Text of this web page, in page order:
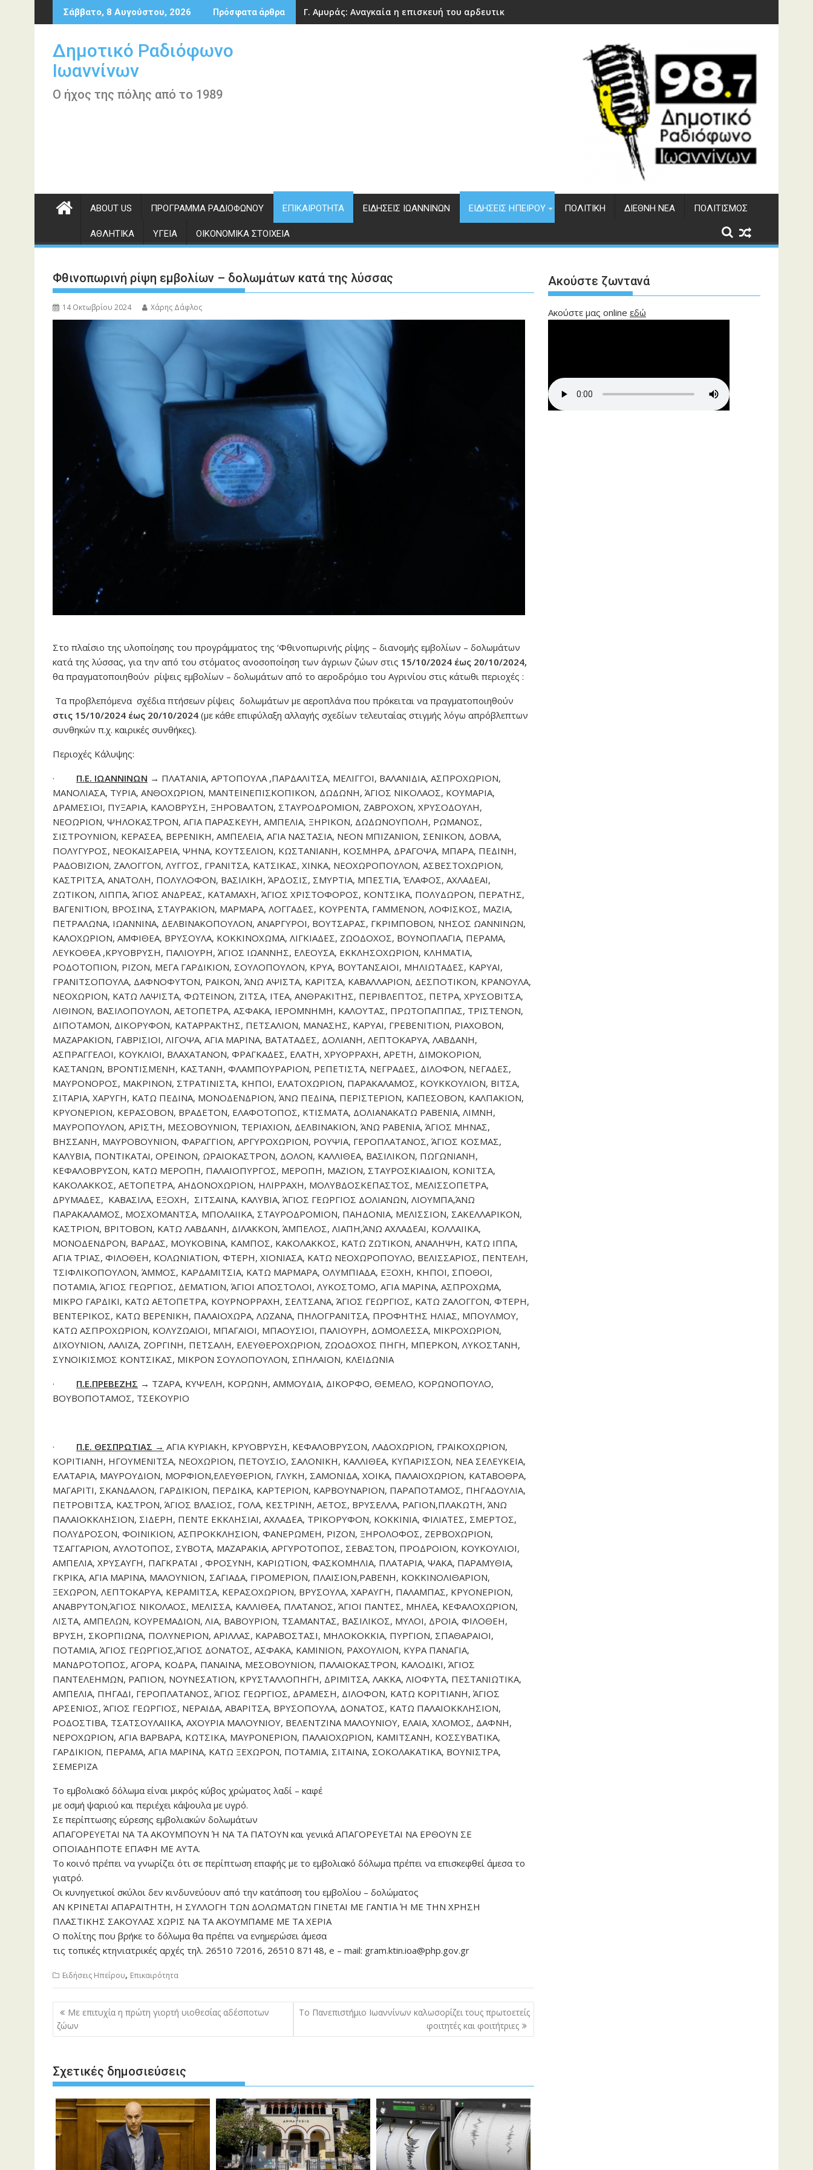
Περάστε
στο
Σάββατο, 8 Αυγούστου, 2026 Πρόσφατα άρθρα Γ. Αμυράς: Αναγκαία η επισκευή του αρδευτικού φράγματος Αώου
Δημοτικό Ραδιόφωνο
Ιωαννίνων
Ο ήχος της πόλης από το 1989
ABOUT US ΠΡΌΓΡΑΜΜΑ ΡΑΔΙΟΦΏΝΟΥ ΕΠΙΚΑΙΡΌΤΗΤΑ ΕΙΔΉΣΕΙΣ ΙΩΑΝΝΊΝΩΝ ΕΙΔΉΣΕΙΣ ΗΠΕΊΡΟΥ ΠΟΛΙΤΙΚΉ ΔΙΕΘΝΉ ΝΈΑ ΠΟΛΙΤΙΣΜΌΣ
ΑΘΛΗΤΙΚΆ ΥΓΕΊΑ ΟΙΚΟΝΟΜΙΚΆ ΣΤΟΙΧΕΊΑ
Φθινοπωρινή ρίψη εμβολίων – δολωμάτων κατά της λύσσας
14 Οκτωβρίου 2024 Χάρης Δάφλος
Στο πλαίσιο της υλοποίησης του προγράμματος της ‘Φθινοπωρινής ρίψης – διανομής εμβολίων – δολωμάτων
κατά της λύσσας, για την από του στόματος ανοσοποίηση των άγριων ζώων στις 15/10/2024 έως 20/10/2024,
θα πραγματοποιηθούν ρίψεις εμβολίων – δολωμάτων από το αεροδρόμιο του Αγρινίου στις κάτωθι περιοχές :
Τα προβλεπόμενα σχέδια πτήσεων ρίψεις δολωμάτων με αεροπλάνα που πρόκειται να πραγματοποιηθούν
στις 15/10/2024 έως 20/10/2024 (με κάθε επιφύλαξη αλλαγής σχεδίων τελευταίας στιγμής λόγω απρόβλεπτων
συνθηκών π.χ. καιρικές συνθήκες).
Περιοχές Κάλυψης:
·
Π.Ε. ΙΩΑΝΝΙΝΩΝ → ΠΛΑΤΑΝΙΑ, ΑΡΤΟΠΟΥΛΑ ,ΠΑΡΔΑΛΙΤΣΑ, ΜΕΛΙΓΓΟΙ, ΒΑΛΑΝΙΔΙΑ, ΑΣΠΡΟΧΩΡΙΟΝ,
ΜΑΝΟΛΙΑΣΑ, ΤΥΡΙΑ, ΑΝΘΟΧΩΡΙΟΝ, ΜΑΝΤΕΙΝΕΠΙΣΚΟΠΙΚΟΝ, ΔΩΔΩΝΗ, ΆΓΙΟΣ ΝΙΚΟΛΑΟΣ, ΚΟΥΜΑΡΙΑ,
ΔΡΑΜΕΣΙΟΙ, ΠΥΞΑΡΙΑ, ΚΑΛΟΒΡΥΣΗ, ΞΗΡΟΒΑΛΤΟΝ, ΣΤΑΥΡΟΔΡΟΜΙΟΝ, ΖΑΒΡΟΧΟΝ, ΧΡΥΣΟΔΟΥΛΗ,
ΝΕΟΩΡΙΟΝ, ΨΗΛΟΚΑΣΤΡΟΝ, ΑΓΙΑ ΠΑΡΑΣΚΕΥΗ, ΑΜΠΕΛΙΑ, ΞΗΡΙΚΟΝ, ΔΩΔΩΝΟΥΠΟΛΗ, ΡΩΜΑΝΟΣ,
ΣΙΣΤΡΟΥΝΙΟΝ, ΚΕΡΑΣΕΑ, ΒΕΡΕΝΙΚΗ, ΑΜΠΕΛΕΙΑ, ΑΓΙΑ ΝΑΣΤΑΣΙΑ, ΝΕΟΝ ΜΠΙΖΑΝΙΟΝ, ΣΕΝΙΚΟΝ, ΔΟΒΛΑ,
ΠΟΛΥΓΥΡΟΣ, ΝΕΟΚΑΙΣΑΡΕΙΑ, ΨΗΝΑ, ΚΟΥΤΣΕΛΙΟΝ, ΚΩΣΤΑΝΙΑΝΗ, ΚΟΣΜΗΡΑ, ΔΡΑΓΟΨΑ, ΜΠΑΡΑ, ΠΕΔΙΝΗ,
ΡΑΔΟΒΙΖΙΟΝ, ΖΑΛΟΓΓΟΝ, ΛΥΓΓΟΣ, ΓΡΑΝΙΤΣΑ, ΚΑΤΣΙΚΑΣ, ΧΙΝΚΑ, ΝΕΟΧΩΡΟΠΟΥΛΟΝ, ΑΣΒΕΣΤΟΧΩΡΙΟΝ,
ΚΑΣΤΡΙΤΣΑ, ΑΝΑΤΟΛΗ, ΠΟΛΥΛΟΦΟΝ, ΒΑΣΙΛΙΚΗ, ΆΡΔΟΣΙΣ, ΣΜΥΡΤΙΑ, ΜΠΕΣΤΙΑ, ΈΛΑΦΟΣ, ΑΧΛΑΔΕΑΙ,
ΖΩΤΙΚΟΝ, ΛΙΠΠΑ, ΆΓΙΟΣ ΑΝΔΡΕΑΣ, ΚΑΤΑΜΑΧΗ, ΆΓΙΟΣ ΧΡΙΣΤΟΦΟΡΟΣ, ΚΟΝΤΣΙΚΑ, ΠΟΛΥΔΩΡΟΝ, ΠΕΡΑΤΗΣ,
ΒΑΓΕΝΙΤΙΟΝ, ΒΡΟΣΙΝΑ, ΣΤΑΥΡΑΚΙΟΝ, ΜΑΡΜΑΡΑ, ΛΟΓΓΑΔΕΣ, ΚΟΥΡΕΝΤΑ, ΓΑΜΜΕΝΟΝ, ΛΟΦΙΣΚΟΣ, ΜΑΖΙΑ,
ΠΕΤΡΑΛΩΝΑ, ΙΩΑΝΝΙΝΑ, ΔΕΛΒΙΝΑΚΟΠΟΥΛΟΝ, ΑΝΑΡΓΥΡΟΙ, ΒΟΥΤΣΑΡΑΣ, ΓΚΡΙΜΠΟΒΟΝ, ΝΗΣΟΣ ΩΑΝΝΙΝΩΝ,
ΚΑΛΟΧΩΡΙΟΝ, ΑΜΦΙΘΕΑ, ΒΡΥΣΟΥΛΑ, ΚΟΚΚΙΝΟΧΩΜΑ, ΛΙΓΚΙΑΔΕΣ, ΖΩΟΔΟΧΟΣ, ΒΟΥΝΟΠΛΑΓΙΑ, ΠΕΡΑΜΑ,
ΛΕΥΚΟΘΕΑ ,ΚΡΥΟΒΡΥΣΗ, ΠΑΛΙΟΥΡΗ, ΆΓΙΟΣ ΙΩΑΝΝΗΣ, ΕΛΕΟΥΣΑ, ΕΚΚΛΗΣΟΧΩΡΙΟΝ, ΚΛΗΜΑΤΙΑ,
ΡΟΔΟΤΟΠΙΟΝ, ΡΙΖΟΝ, ΜΕΓΑ ΓΑΡΔΙΚΙΟΝ, ΣΟΥΛΟΠΟΥΛΟΝ, ΚΡΥΑ, ΒΟΥΤΑΝΣΑΙΟΙ, ΜΗΛΙΩΤΑΔΕΣ, ΚΑΡΥΑΙ,
ΓΡΑΝΙΤΣΟΠΟΥΛΑ, ΔΑΦΝΟΦΥΤΟΝ, ΡΑΙΚΟΝ, ΆΝΩ ΑΨΙΣΤΑ, ΚΑΡΙΤΣΑ, ΚΑΒΑΛΛΑΡΙΟΝ, ΔΕΣΠΟΤΙΚΟΝ, ΚΡΑΝΟΥΛΑ,
ΝΕΟΧΩΡΙΟΝ, ΚΑΤΩ ΛΑΨΙΣΤΑ, ΦΩΤΕΙΝΟΝ, ΖΙΤΣΑ, ΙΤΕΑ, ΑΝΘΡΑΚΙΤΗΣ, ΠΕΡΙΒΛΕΠΤΟΣ, ΠΕΤΡΑ, ΧΡΥΣΟΒΙΤΣΑ,
ΛΙΘΙΝΟΝ, ΒΑΣΙΛΟΠΟΥΛΟΝ, ΑΕΤΟΠΕΤΡΑ, ΑΣΦΑΚΑ, ΙΕΡΟΜΝΗΜΗ, ΚΑΛΟΥΤΑΣ, ΠΡΩΤΟΠΑΠΠΑΣ, ΤΡΙΣΤΕΝΟΝ,
ΔΙΠΟΤΑΜΟΝ, ΔΙΚΟΡΥΦΟΝ, ΚΑΤΑΡΡΑΚΤΗΣ, ΠΕΤΣΑΛΙΟΝ, ΜΑΝΑΣΗΣ, ΚΑΡΥΑΙ, ΓΡΕΒΕΝΙΤΙΟΝ, ΡΙΑΧΟΒΟΝ,
ΜΑΖΑΡΑΚΙΟΝ, ΓΑΒΡΙΣΙΟΙ, ΛΙΓΟΨΑ, ΑΓΙΑ ΜΑΡΙΝΑ, ΒΑΤΑΤΑΔΕΣ, ΔΟΛΙΑΝΗ, ΛΕΠΤΟΚΑΡΥΑ, ΛΑΒΔΑΝΗ,
ΑΣΠΡΑΓΓΕΛΟΙ, ΚΟΥΚΛΙΟΙ, ΒΛΑΧΑΤΑΝΟΝ, ΦΡΑΓΚΑΔΕΣ, ΕΛΑΤΗ, ΧΡΥΟΡΡΑΧΗ, ΑΡΕΤΗ, ΔΙΜΟΚΟΡΙΟΝ,
ΚΑΣΤΑΝΩΝ, ΒΡΟΝΤΙΣΜΕΝΗ, ΚΑΣΤΑΝΗ, ΦΛΑΜΠΟΥΡΑΡΙΟΝ, ΡΕΠΕΤΙΣΤΑ, ΝΕΓΡΑΔΕΣ, ΔΙΛΟΦΟΝ, ΝΕΓΑΔΕΣ,
ΜΑΥΡΟΝΟΡΟΣ, ΜΑΚΡΙΝΟΝ, ΣΤΡΑΤΙΝΙΣΤΑ, ΚΗΠΟΙ, ΕΛΑΤΟΧΩΡΙΟΝ, ΠΑΡΑΚΑΛΑΜΟΣ, ΚΟΥΚΚΟΥΛΙΟΝ, ΒΙΤΣΑ,
ΣΙΤΑΡΙΑ, ΧΑΡΥΓΗ, ΚΑΤΩ ΠΕΔΙΝΑ, ΜΟΝΟΔΕΝΔΡΙΟΝ, ΆΝΩ ΠΕΔΙΝΑ, ΠΕΡΙΣΤΕΡΙΟΝ, ΚΑΠΕΣΟΒΟΝ, ΚΑΛΠΑΚΙΟΝ,
ΚΡΥΟΝΕΡΙΟΝ, ΚΕΡΑΣΟΒΟΝ, ΒΡΑΔΕΤΟΝ, ΕΛΑΦΟΤΟΠΟΣ, ΚΤΙΣΜΑΤΑ, ΔΟΛΙΑΝΑΚΑΤΩ ΡΑΒΕΝΙΑ, ΛΙΜΝΗ,
ΜΑΥΡΟΠΟΥΛΟΝ, ΑΡΙΣΤΗ, ΜΕΣΟΒΟΥΝΙΟΝ, ΤΕΡΙΑΧΙΟΝ, ΔΕΛΒΙΝΑΚΙΟΝ, ΆΝΩ ΡΑΒΕΝΙΑ, ΆΓΙΟΣ ΜΗΝΑΣ,
ΒΗΣΣΑΝΗ, ΜΑΥΡΟΒΟΥΝΙΟΝ, ΦΑΡΑΓΓΙΟΝ, ΑΡΓΥΡΟΧΩΡΙΟΝ, ΡΟΥΨΙΑ, ΓΕΡΟΠΛΑΤΑΝΟΣ, ΆΓΙΟΣ ΚΟΣΜΑΣ,
ΚΑΛΥΒΙΑ, ΠΟΝΤΙΚΑΤΑΙ, ΟΡΕΙΝΟΝ, ΩΡΑΙΟΚΑΣΤΡΟΝ, ΔΟΛΟΝ, ΚΑΛΛΙΘΕΑ, ΒΑΣΙΛΙΚΟΝ, ΠΩΓΩΝΙΑΝΗ,
ΚΕΦΑΛΟΒΡΥΣΟΝ, ΚΑΤΩ ΜΕΡΟΠΗ, ΠΑΛΑΙΟΠΥΡΓΟΣ, ΜΕΡΟΠΗ, ΜΑΖΙΟΝ, ΣΤΑΥΡΟΣΚΙΑΔΙΟΝ, ΚΟΝΙΤΣΑ,
ΚΑΚΟΛΑΚΚΟΣ, ΑΕΤΟΠΕΤΡΑ, ΑΗΔΟΝΟΧΩΡΙΟΝ, ΗΛΙΡΡΑΧΗ, ΜΟΛΥΒΔΟΣΚΕΠΑΣΤΟΣ, ΜΕΛΙΣΣΟΠΕΤΡΑ,
ΔΡΥΜΑΔΕΣ, ΚΑΒΑΣΙΛΑ, ΕΞΟΧΗ, ΣΙΤΣΑΙΝΑ, ΚΑΛΥΒΙΑ, ΆΓΙΟΣ ΓΕΩΡΓΙΟΣ ΔΟΛΙΑΝΩΝ, ΛΙΟΥΜΠΑ,ΆΝΩ
ΠΑΡΑΚΑΛΑΜΟΣ, ΜΟΣΧΟΜΑΝΤΣΑ, ΜΠΟΛΑΙΙΚΑ, ΣΤΑΥΡΟΔΡΟΜΙΟΝ, ΠΑΗΔΟΝΙΑ, ΜΕΛΙΣΣΙΟΝ, ΣΑΚΕΛΛΑΡΙΚΟΝ,
ΚΑΣΤΡΙΟΝ, ΒΡΙΤΟΒΟΝ, ΚΑΤΩ ΛΑΒΔΑΝΗ, ΔΙΛΑΚΚΟΝ, ΆΜΠΕΛΟΣ, ΛΙΑΠΗ,ΆΝΩ ΑΧΛΑΔΕΑΙ, ΚΟΛΛΑΙΙΚΑ,
ΜΟΝΟΔΕΝΔΡΟΝ, ΒΑΡΔΑΣ, ΜΟΥΚΟΒΙΝΑ, ΚΑΜΠΟΣ, ΚΑΚΟΛΑΚΚΟΣ, ΚΑΤΩ ΖΩΤΙΚΟΝ, ΑΝΑΛΗΨΗ, ΚΑΤΩ ΙΠΠΑ,
ΑΓΙΑ ΤΡΙΑΣ, ΦΙΛΟΘΕΗ, ΚΟΛΩΝΙΑΤΙΟΝ, ΦΤΕΡΗ, ΧΙΟΝΙΑΣΑ, ΚΑΤΩ ΝΕΟΧΩΡΟΠΟΥΛΟ, ΒΕΛΙΣΣΑΡΙΟΣ, ΠΕΝΤΕΛΗ,
ΤΣΙΦΛΙΚΟΠΟΥΛΟΝ, ΆΜΜΟΣ, ΚΑΡΔΑΜΙΤΣΙΑ, ΚΑΤΩ ΜΑΡΜΑΡΑ, ΟΛΥΜΠΙΑΔΑ, ΕΞΟΧΗ, ΚΗΠΟΙ, ΣΠΟΘΟΙ,
ΠΟΤΑΜΙΑ, ΆΓΙΟΣ ΓΕΩΡΓΙΟΣ, ΔΕΜΑΤΙΟΝ, ΆΓΙΟΙ ΑΠΟΣΤΟΛΟΙ, ΛΥΚΟΣΤΟΜΟ, ΑΓΙΑ ΜΑΡΙΝΑ, ΑΣΠΡΟΧΩΜΑ,
ΜΙΚΡΟ ΓΑΡΔΙΚΙ, ΚΑΤΩ ΑΕΤΟΠΕΤΡΑ, ΚΟΥΡΝΟΡΡΑΧΗ, ΣΕΛΤΣΑΝΑ, ΆΓΙΟΣ ΓΕΩΡΓΙΟΣ, ΚΑΤΩ ΖΑΛΟΓΓΟΝ, ΦΤΕΡΗ,
ΒΕΝΤΕΡΙΚΟΣ, ΚΑΤΩ ΒΕΡΕΝΙΚΗ, ΠΑΛΑΙΟΧΩΡΑ, ΛΩΖΑΝΑ, ΠΗΛΟΓΡΑΝΙΤΣΑ, ΠΡΟΦΗΤΗΣ ΗΛΙΑΣ, ΜΠΟΥΛΜΟΥ,
ΚΑΤΩ ΑΣΠΡΟΧΩΡΙΟΝ, ΚΟΛΥΖΩΑΙΟΙ, ΜΠΑΓΑΙΟΙ, ΜΠΑΟΥΣΙΟΙ, ΠΑΛΙΟΥΡΗ, ΔΟΜΟΛΕΣΣΑ, ΜΙΚΡΟΧΩΡΙΟΝ,
ΔΙΧΟΥΝΙΟΝ, ΛΑΛΙΖΑ, ΖΟΡΓΙΝΗ, ΠΕΤΣΑΛΗ, ΕΛΕΥΘΕΡΟΧΩΡΙΟΝ, ΖΩΟΔΟΧΟΣ ΠΗΓΗ, ΜΠΕΡΚΟΝ, ΛΥΚΟΣΤΑΝΗ,
ΣΥΝΟΙΚΙΣΜΟΣ ΚΟΝΤΣΙΚΑΣ, ΜΙΚΡΟΝ ΣΟΥΛΟΠΟΥΛΟΝ, ΣΠΗΛΑΙΟΝ, ΚΛΕΙΔΩΝΙΑ
·
Π.Ε.ΠΡΕΒΕΖΗΣ → ΤΖΑΡΑ, ΚΥΨΕΛΗ, ΚΟΡΩΝΗ, ΑΜΜΟΥΔΙΑ, ΔΙΚΟΡΦΟ, ΘΕΜΕΛΟ, ΚΟΡΩΝΟΠΟΥΛΟ,
ΒΟΥΒΟΠΟΤΑΜΟΣ, ΤΣΕΚΟΥΡΙΟ
· Π.Ε. ΘΕΣΠΡΩΤΙΑΣ → ΑΓΙΑ ΚΥΡΙΑΚΗ, ΚΡΥΟΒΡΥΣΗ, ΚΕΦΑΛΟΒΡΥΣΟΝ, ΛΑΔΟΧΩΡΙΟΝ, ΓΡΑΙΚΟΧΩΡΙΟΝ,
ΚΟΡΙΤΙΑΝΗ, ΗΓΟΥΜΕΝΙΤΣΑ, ΝΕΟΧΩΡΙΟΝ, ΠΕΤΟΥΣΙΟ, ΣΑΛΟΝΙΚΗ, ΚΑΛΛΙΘΕΑ, ΚΥΠΑΡΙΣΣΟΝ, ΝΕΑ ΣΕΛΕΥΚΕΙΑ,
ΕΛΑΤΑΡΙΑ, ΜΑΥΡΟΥΔΙΟΝ, ΜΟΡΦΙΟΝ,ΕΛΕΥΘΕΡΙΟΝ, ΓΛΥΚΗ, ΣΑΜΟΝΙΔΑ, ΧΟΙΚΑ, ΠΑΛΑΙΟΧΩΡΙΟΝ, ΚΑΤΑΒΟΘΡΑ,
ΜΑΓΑΡΙΤΙ, ΣΚΑΝΔΑΛΟΝ, ΓΑΡΔΙΚΙΟΝ, ΠΕΡΔΙΚΑ, ΚΑΡΤΕΡΙΟΝ, ΚΑΡΒΟΥΝΑΡΙΟΝ, ΠΑΡΑΠΟΤΑΜΟΣ, ΠΗΓΑΔΟΥΛΙΑ,
ΠΕΤΡΟΒΙΤΣΑ, ΚΑΣΤΡΟΝ, ΆΓΙΟΣ ΒΛΑΣΙΟΣ, ΓΟΛΑ, ΚΕΣΤΡΙΝΗ, ΑΕΤΟΣ, ΒΡΥΣΕΛΛΑ, ΡΑΓΙΟΝ,ΠΛΑΚΩΤΗ, ΆΝΩ
ΠΑΛΑΙΟΚΚΛΗΣΙΟΝ, ΣΙΔΕΡΗ, ΠΕΝΤΕ EΚΚΛΗΣΙΑΙ, ΑΧΛΑΔΕΑ, ΤΡΙΚΟΡΥΦΟΝ, ΚΟΚΚΙΝΙΑ, ΦΙΛΙΑΤΕΣ, ΣΜΕΡΤΟΣ,
ΠΟΛΥΔΡΟΣΟΝ, ΦΟΙΝΙΚΙΟΝ, ΑΣΠΡΟΚΚΛΗΣΙΟΝ, ΦΑΝΕΡΩΜΕΗ, ΡΙΖΟΝ, ΞΗΡΟΛΟΦΟΣ, ΖΕΡΒΟΧΩΡΙΟΝ,
ΤΣΑΓΓΑΡΙΟΝ, ΑΥΛΟΤΟΠΟΣ, ΣΥΒΟΤΑ, ΜΑΖΑΡΑΚΙΑ, ΑΡΓΥΡΟΤΟΠΟΣ, ΣΕΒΑΣΤΟΝ, ΠΡΟΔΡΟΙΟΝ, ΚΟΥΚΟΥΛΙΟΙ,
ΑΜΠΕΛΙΑ, ΧΡΥΣΑΥΓΗ, ΠΑΓΚΡΑΤΑΙ , ΦΡΟΣΥΝΗ, ΚΑΡΙΩΤΙΟΝ, ΦΑΣΚΟΜΗΛΙΑ, ΠΛΑΤΑΡΙΑ, ΨΑΚΑ, ΠΑΡΑΜΥΘΙΑ,
ΓΚΡΙΚΑ, ΑΓΙΑ ΜΑΡΙΝΑ, ΜΑΛΟΥΝΙΟΝ, ΣΑΓΙΑΔΑ, ΓΙΡΟΜΕΡΙΟΝ, ΠΛΑΙΣΙΟΝ,ΡΑΒΕΝΗ, ΚΟΚΚΙΝΟΛΙΘΑΡΙΟΝ,
ΞΕΧΩΡΟΝ, ΛΕΠΤΟΚΑΡΥΑ, ΚΕΡΑΜΙΤΣΑ, ΚΕΡΑΣΟΧΩΡΙΟΝ, ΒΡΥΣΟΥΛΑ, ΧΑΡΑΥΓΗ, ΠΑΛΑΜΠΑΣ, ΚΡΥΟΝΕΡΙΟΝ,
ΑΝΑΒΡΥΤΟΝ,ΆΓΙΟΣ ΝΙΚΟΛΑΟΣ, ΜΕΛΙΣΣΑ, ΚΑΛΛΙΘΕΑ, ΠΛΑΤΑΝΟΣ, ΆΓΙΟΙ ΠΑΝΤΕΣ, ΜΗΛΕΑ, ΚΕΦΑΛΟΧΩΡΙΟΝ,
ΛΙΣΤΑ, ΑΜΠΕΛΩΝ, ΚΟΥΡΕΜΑΔΙΟΝ, ΛΙΑ, ΒΑΒΟΥΡΙΟΝ, ΤΣΑΜΑΝΤΑΣ, ΒΑΣΙΛΙΚΟΣ, ΜΥΛΟΙ, ΔΡΟΙΑ, ΦΙΛΟΘΕΗ,
ΒΡΥΣΗ, ΣΚΟΡΠΙΩΝΑ, ΠΟΛΥΝΕΡΙΟΝ, ΑΡΙΛΛΑΣ, ΚΑΡΑΒΟΣΤΑΣΙ, ΜΗΛΟΚΟΚΚΙΑ, ΠΥΡΓΙΟΝ, ΣΠΑΘΑΡΑΙΟΙ,
ΠΟΤΑΜΙΑ, ΆΓΙΟΣ ΓΕΩΡΓΙΟΣ,ΆΓΙΟΣ ΔΟΝΑΤΟΣ, ΑΣΦΑΚΑ, ΚΑΜΙΝΙΟΝ, ΡΑΧΟΥΛΙΟΝ, ΚΥΡΑ ΠΑΝΑΓΙΑ,
ΜΑΝΔΡΟΤΟΠΟΣ, ΑΓΟΡΑ, ΚΟΔΡΑ, ΠΑΝΑΙΝΑ, ΜΕΣΟΒΟΥΝΙΟΝ, ΠΑΛΑΙΟΚΑΣΤΡΟΝ, ΚΑΛΟΔΙΚΙ, ΆΓΙΟΣ
ΠΑΝΤΕΛΕΗΜΩΝ, ΡΑΠΙΟΝ, ΝΟΥΝΕΣΑΤΙΟΝ, ΚΡΥΣΤΑΛΛΟΠΗΓΗ, ΔΡΙΜΙΤΣΑ, ΛΑΚΚΑ, ΛΙΟΦΥΤΑ, ΠΕΣΤΑΝΙΩΤΙΚΑ,
ΑΜΠΕΛΙΑ, ΠΗΓΑΔΙ, ΓΕΡΟΠΛΑΤΑΝΟΣ, ΆΓΙΟΣ ΓΕΩΡΓΙΟΣ, ΔΡΑΜΕΣΗ, ΔΙΛΟΦΟΝ, ΚΑΤΩ ΚΟΡΙΤΙΑΝΗ, ΆΓΙΟΣ
ΑΡΣΕΝΙΟΣ, ΆΓΙΟΣ ΓΕΩΡΓΙΟΣ, ΝΕΡΑΙΔΑ, ΑΒΑΡΙΤΣΑ, ΒΡΥΣΟΠΟΥΛΑ, ΔΟΝΑΤΟΣ, ΚΑΤΩ ΠΑΛΑΙΟΚΚΛΗΣΙΟΝ,
ΡΟΔΟΣΤΙΒΑ, ΤΣΑΤΣΟΥΛΑΙΙΚΑ, ΑΧΟΥΡΙΑ ΜΑΛΟΥΝΙΟΥ, ΒΕΛΕΝΤΖΙΝΑ ΜΑΛΟΥΝΙΟΥ, ΕΛΑΙΑ, ΧΛΟΜΟΣ, ΔΑΦΝΗ,
ΝΕΡΟΧΩΡΙΟΝ, ΑΓΙΑ ΒΑΡΒΑΡΑ, ΚΩΤΣΙΚΑ, ΜΑΥΡΟΝΕΡΙΟΝ, ΠΑΛΑΙΟΧΩΡΙΟΝ, ΚΑΜΙΤΣΑΝΗ, ΚΟΣΣΥΒΑΤΙΚΑ,
ΓΑΡΔΙΚΙΟΝ, ΠΕΡΑΜΑ, ΑΓΙΑ ΜΑΡΙΝΑ, ΚΑΤΩ ΞΕΧΩΡΟΝ, ΠΟΤΑΜΙΑ, ΣΙΤΑΙΝΑ, ΣΟΚΟΛΑΚΑΤΙΚΑ, ΒΟΥΝΙΣΤΡΑ,
ΣΕΜΕΡΙΖΑ
Το εμβολιακό δόλωμα είναι μικρός κύβος χρώματος λαδί – καφέ
με οσμή ψαριού και περιέχει κάψουλα με υγρό.
Σε περίπτωσης εύρεσης εμβολιακών δολωμάτων
ΑΠΑΓΟΡΕΥΕΤΑΙ ΝΑ ΤΑ ΑΚΟΥΜΠΟΥΝ Ή ΝΑ ΤΑ ΠΑΤΟΥΝ και γενικά ΑΠΑΓΟΡΕΥΕΤΑΙ ΝΑ ΕΡΘΟΥΝ ΣΕ
ΟΠΟΙΑΔΗΠΟΤΕ ΕΠΑΦΗ ΜΕ ΑΥΤΑ.
Το κοινό πρέπει να γνωρίζει ότι σε περίπτωση επαφής με το εμβολιακό δόλωμα πρέπει να επισκεφθεί άμεσα το
γιατρό.
Οι κυνηγετικοί σκύλοι δεν κινδυνεύουν από την κατάποση του εμβολίου – δολώματος
ΑΝ ΚΡΙΝΕΤΑΙ ΑΠΑΡΑΙΤΗΤΗ, Η ΣΥΛΛΟΓΗ ΤΩΝ ΔΟΛΩΜΑΤΩΝ ΓΙΝΕΤΑΙ ΜΕ ΓΑΝΤΙΑ Ή ΜΕ ΤΗΝ ΧΡΗΣΗ
ΠΛΑΣΤΙΚΗΣ ΣΑΚΟΥΛΑΣ ΧΩΡΙΣ ΝΑ ΤΑ ΑΚΟΥΜΠΑΜΕ ΜΕ ΤΑ ΧΕΡΙΑ
Ο πολίτης που βρήκε το δόλωμα θα πρέπει να ενημερώσει άμεσα
τις τοπικές κτηνιατρικές αρχές τηλ. 26510 72016, 26510 87148, e – mail: gram.ktin.ioa@php.gov.gr
Ειδήσεις Ηπείρου, Επικαιρότητα
Πλοήγηση
άρθρων
Με επιτυχία η πρώτη γιορτή υιοθεσίας αδέσποτων
ζώων
Το Πανεπιστήμιο Ιωαννίνων καλωσορίζει τους πρωτοετείς
φοιτητές και φοιτήτριες
Σχετικές δημοσιεύσεις
Ακούστε ζωντανά
Ακούστε μας online εδώ